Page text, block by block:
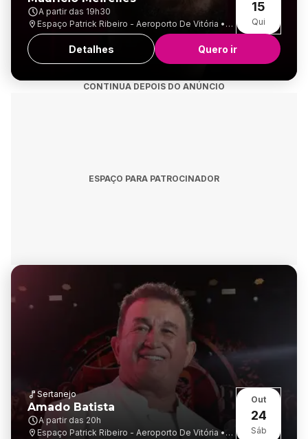
A partir das 19h30
Espaço Patrick Ribeiro - Aeroporto De Vitória •
Goiabeiras
15
Qui
Detalhes Quero ir
CONTINUA DEPOIS DO ANÚNCIO
ESPAÇO PARA PATROCINADOR
Sertanejo
Amado Batista
A partir das 20h
Espaço Patrick Ribeiro - Aeroporto De Vitória •
Out
24
Sáb